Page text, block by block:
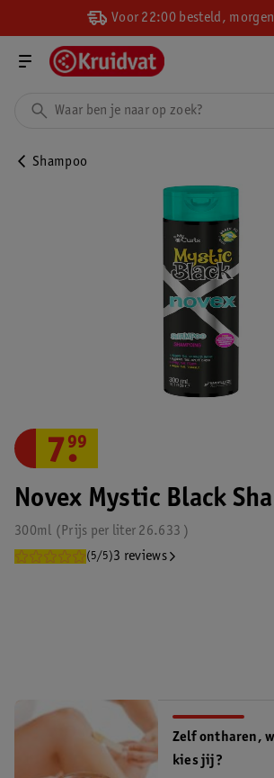
Voor 22:00 besteld,
Shampoo
Novex Mystic Black
300ml 26.633
Prijs per liter
(5/5)3 reviews
7.
99
Zelf ontharen,
kies jij?